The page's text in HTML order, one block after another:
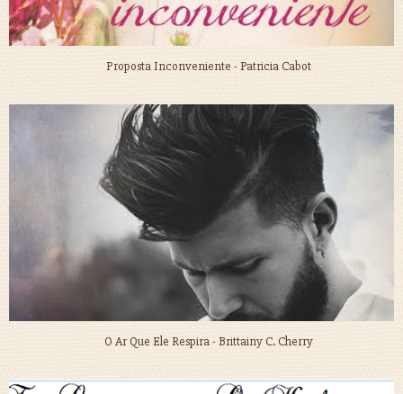
Proposta Inconveniente - Patricia Cabot
O Ar Que Ele Respira - Brittainy C. Cherry